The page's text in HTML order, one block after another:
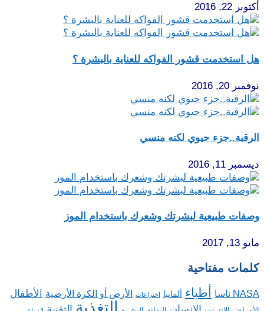
أكتوبر 22, 2016
هل استخدمت قشور الفواكه للعناية بالبشرة ؟
نوفمبر 20, 2016
الرقبة..جزء حيوي لكنه منسي
ديسمبر 11, 2016
وصفات طبيعية لبشرتك وشعرك باستخدام الموز
مايو 13, 2017
كلمات مفتاحية
NASA ناسا أطباء ألمانيا اختراعات الأرض أو الكرة الأرضية الأطفال
التغذية